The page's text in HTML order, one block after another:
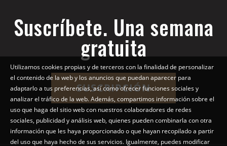
Suscríbete. Una semana
gratuita
SUSCRIPCIÓN
Utilizamos cookies propias y de terceros con la finalidad de personalizar
el contenido de la web y los anuncios que puedan aparecer para
adaptarlo a tus preferencias, así como ofrecer funciones sociales y
analizar el tráfico de la web. Además, compartimos información sobre el
uso que haga del sitio web con nuestros colaboradores de redes
sociales, publicidad y análisis web, quienes pueden combinarla con otra
información que les haya proporcionado o que hayan recopilado a partir
del uso que haya hecho de sus servicios. Igualmente, puedes modificar